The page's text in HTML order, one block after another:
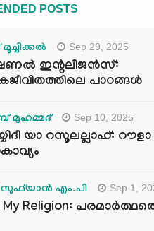
POSTS
Sep 29, 2025
ഇന്റലിജൻസ്:
പാഠങ്ങൾ
Sep 10, 2025
യാ റസൂലല്ലാഹ്:
സുഫ്‌യാൻ എം.പി Sep 1,
My Religion: